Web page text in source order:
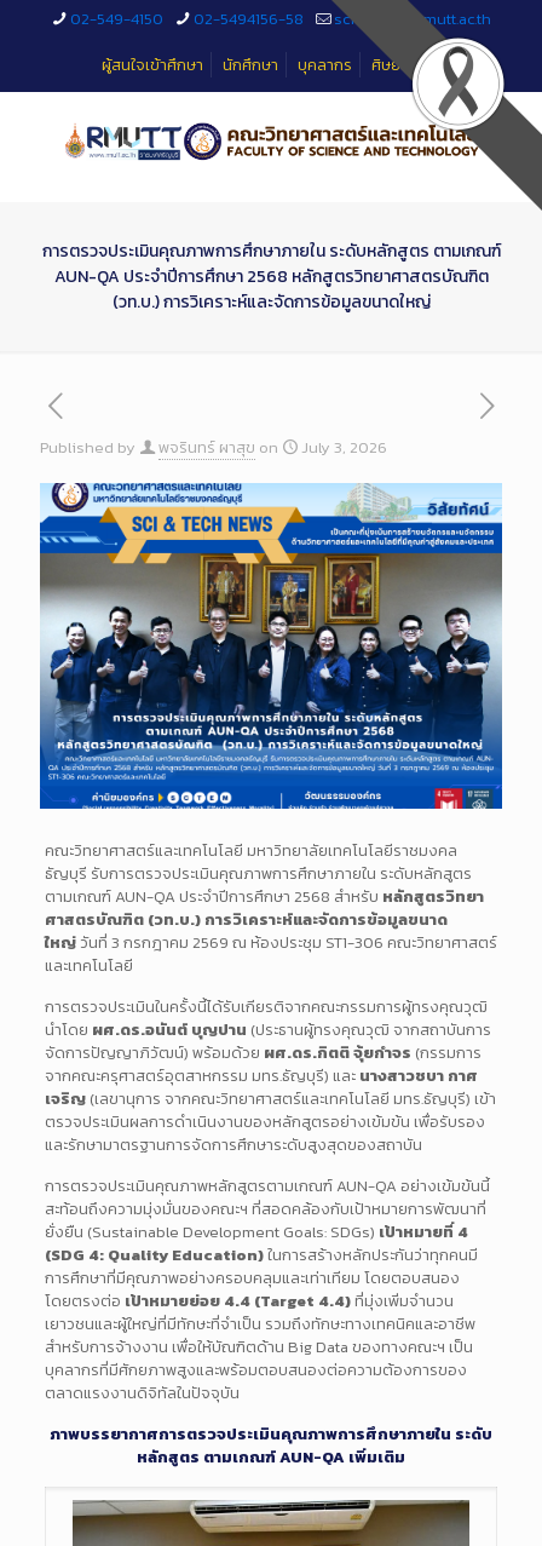
02-549-4150 02-5494156-58
sciteched@rmutt.ac.th
ผู้สนใจเข้าศึกษา
นักศึกษา บุคลากร ศิษย์เก่า
การตรวจประเมินคุณภาพการศึกษาภายใน ระดับหลักสูตร ตามเกณฑ์
AUN-QA ประจำปีการศึกษา 2568 หลักสูตรวิทยาศาสตรบัณฑิต
(วท.บ.) การวิเคราะห์และจัดการข้อมูลขนาดใหญ่
Published by พจรินทร์ ผาสุข on July 3, 2026
คณะวิทยาศาสตร์และเทคโนโลยี มหาวิทยาลัยเทคโนโลยีราชมงคล
ธัญบุรี รับการตรวจประเมินคุณภาพการศึกษาภายใน ระดับหลักสูตร
ตามเกณฑ์ AUN-QA ประจำปีการศึกษา 2568 สำหรับ หลักสูตรวิทยา
ศาสตรบัณฑิต (วท.บ.) การวิเคราะห์และจัดการข้อมูลขนาด
ใหญ่ วันที่ 3 กรกฎาคม 2569 ณ ห้องประชุม ST1-306 คณะวิทยาศาสตร์
และเทคโนโลยี
การตรวจประเมินในครั้งนี้ได้รับเกียรติจากคณะกรรมการผู้ทรงคุณวุฒิ
นำโดย ผศ.ดร.อนันต์ บุญปาน (ประธานผู้ทรงคุณวุฒิ จากสถาบันการ
จัดการปัญญาภิวัฒน์) พร้อมด้วย ผศ.ดร.กิตติ จุ้ยกำจร (กรรมการ
จากคณะครุศาสตร์อุตสาหกรรม มทร.ธัญบุรี) และ นางสาวชบา กาศ
เจริญ(เลขานุการ จากคณะวิทยาศาสตร์และเทคโนโลยี มทร.ธัญบุรี) เข้า
ตรวจประเมินผลการดำเนินงานของหลักสูตรอย่างเข้มข้น เพื่อรับรอง
และรักษามาตรฐานการจัดการศึกษาระดับสูงสุดของสถาบัน
การตรวจประเมินคุณภาพหลักสูตรตามเกณฑ์ AUN-QA อย่างเข้มข้นนี้
สะท้อนถึงความมุ่งมั่นของคณะฯ ที่สอดคล้องกับเป้าหมายการพัฒนาที่
ยั่งยืน (Sustainable Development Goals: SDGs) เป้าหมายที่ 4
(SDG 4: Quality Education)ในการสร้างหลักประกันว่าทุกคนมี
การศึกษาที่มีคุณภาพอย่างครอบคลุมและเท่าเทียม โดยตอบสนอง
โดยตรงต่อ เป้าหมายย่อย 4.4 (Target 4.4)ที่มุ่งเพิ่มจำนวน
เยาวชนและผู้ใหญ่ที่มีทักษะที่จำเป็น รวมถึงทักษะทางเทคนิคและอาชีพ
สำหรับการจ้างงาน เพื่อให้บัณฑิตด้าน Big Data ของทางคณะฯ เป็น
บุคลากรที่มีศักยภาพสูงและพร้อมตอบสนองต่อความต้องการของ
ตลาดแรงงานดิจิทัลในปัจจุบัน
ภาพบรรยากาศการตรวจประเมินคุณภาพการศึกษาภายใน ระดับ
หลักสูตร ตามเกณฑ์ AUN-QA เพิ่มเติม